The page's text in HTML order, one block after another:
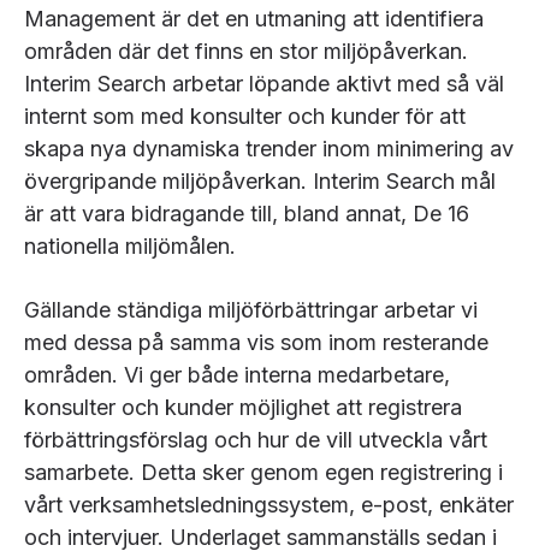
Management är det en utmaning att identifiera
områden där det finns en stor miljöpåverkan.
Interim Search arbetar löpande aktivt med så väl
internt som med konsulter och kunder för att
skapa nya dynamiska trender inom minimering av
övergripande miljöpåverkan. Interim Search mål
är att vara bidragande till, bland annat, De 16
nationella miljömålen.
Gällande ständiga miljöförbättringar arbetar vi
med dessa på samma vis som inom resterande
områden. Vi ger både interna medarbetare,
konsulter och kunder möjlighet att registrera
förbättringsförslag och hur de vill utveckla vårt
samarbete. Detta sker genom egen registrering i
vårt verksamhetsledningssystem, e-post, enkäter
och intervjuer. Underlaget sammanställs sedan i